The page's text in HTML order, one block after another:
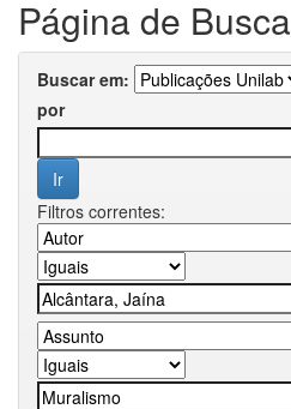
Página de Busca
Buscar em:
por
Filtros correntes: